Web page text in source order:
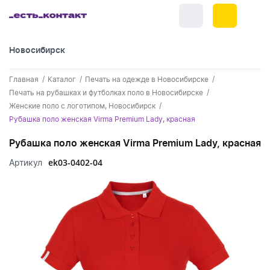
Новосибирск
+7 (383) 255-55-05
Обратный звонок
Каталог
Нанесение логотипа
Подборки и обзоры новинок
Спецпредложения
Новинки
Новинки одежды
Новинки ручек
Новинки Электроники
Новинки посуды
Новинки для отдыха
Новинки для дома
Новинки ежедневников и блокнотов
Праздники
23 февраля
8 марта
День влюбленных - 14 февраля
Одежда
Футболки
Мужские футболки
Женские футболки
Поло
Мужское поло
Кепки и бейсболки
Ручки - новинки
Пластиковые ручки
Металлические ручки
Электроника
Электроника - новинки
Аккумуляторы
Посуда и Кухня
Посуда и кухня новинки
Главная Каталог
Печать на одежде в Новосибирске
Печать на рубашках и футболках поло в Новосибирске
Женские поло с логотипом, Новосибирск
Рубашка поло женская Virma Premium Lady, красная
Артикул ek03-0402-04
Рубашка поло женская Virma Premium Lady, красная